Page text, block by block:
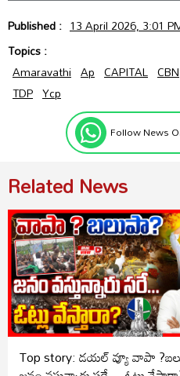
Published : 13 April 2026, 3:01
Topics :
Amaravathi Ap CAPITAL CBN
TDP Ycp
Follow News
Related News
Top story: డయల్ వ్యూ వాపా ?బలుపా?